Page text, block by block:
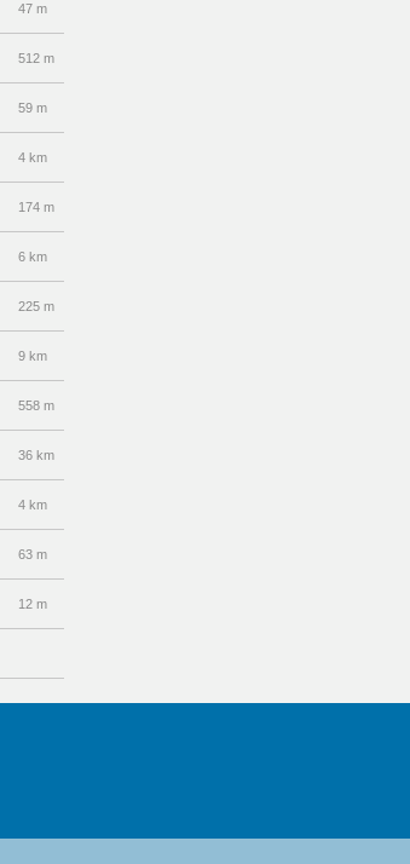
47 m
512 m
59 m
4 km
174 m
6 km
225 m
9 km
558 m
36 km
4 km
63 m
12 m